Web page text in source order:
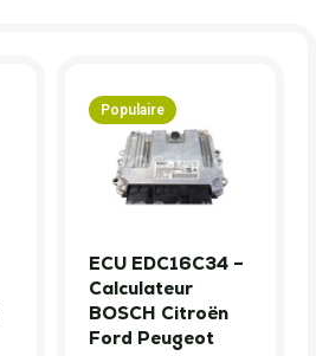
Populaire
ECU EDC16C34 –
Calculateur
BOSCH Citroën
Ford Peugeot